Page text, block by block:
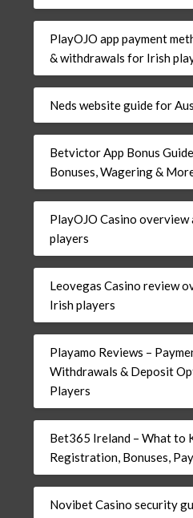
PlayOJO app payment
& withdrawals for Irish
Neds website guide for
Betvictor App Bonus
Bonuses, Wagering &
PlayOJO Casino
players
Leovegas Casino review
Irish players
Playamo Reviews –
Withdrawals & Deposit
Players
Bet365 Ireland – What to
Registration, Bonuses,
Novibet Casino security